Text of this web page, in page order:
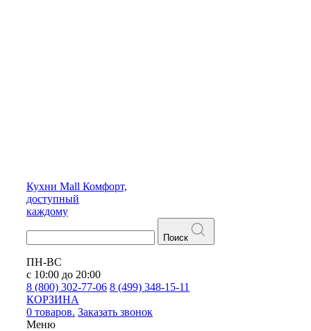
Кухни Mall Комфорт,
доступный
каждому
Поиск
ПН-ВС
с 10:00 до 20:00
8 (800) 302-77-06 8 (499) 348-15-11
КОРЗИНА
0 товаров. Заказать звонок
Меню